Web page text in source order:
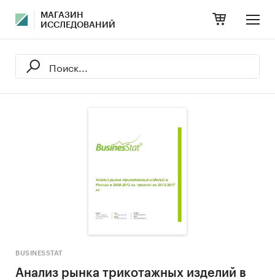
МАГАЗИН
ИССЛЕДОВАНИЙ
BUSINESSTAT
Анализ рынка трикотажных изделий в